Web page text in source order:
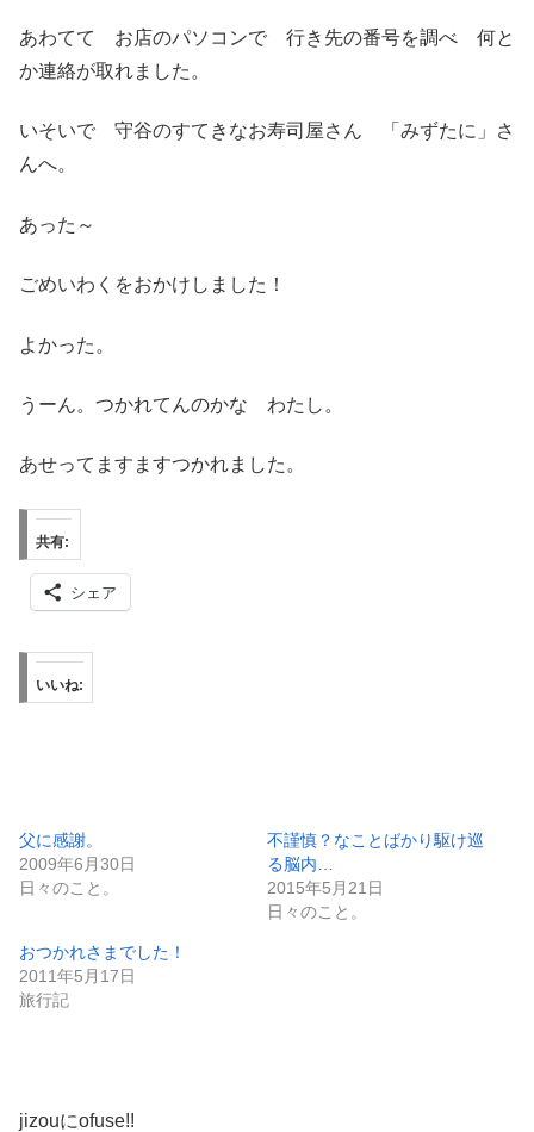
あわてて お店のパソコンで 行き先の番号を調べ 何と
か連絡が取れました。
いそいで 守谷のすてきなお寿司屋さん 「みずたに」さ
んへ。
あった～
ごめいわくをおかけしました！
よかった。
うーん。つかれてんのかな わたし。
あせってますますつかれました。
共有:
シェア
いいね:
父に感謝。
2009年6月30日
日々のこと。
不謹慎？なことばかり駆け巡
る脳内…
2015年5月21日
日々のこと。
おつかれさまでした！
2011年5月17日
旅行記
jizouにofuse!!